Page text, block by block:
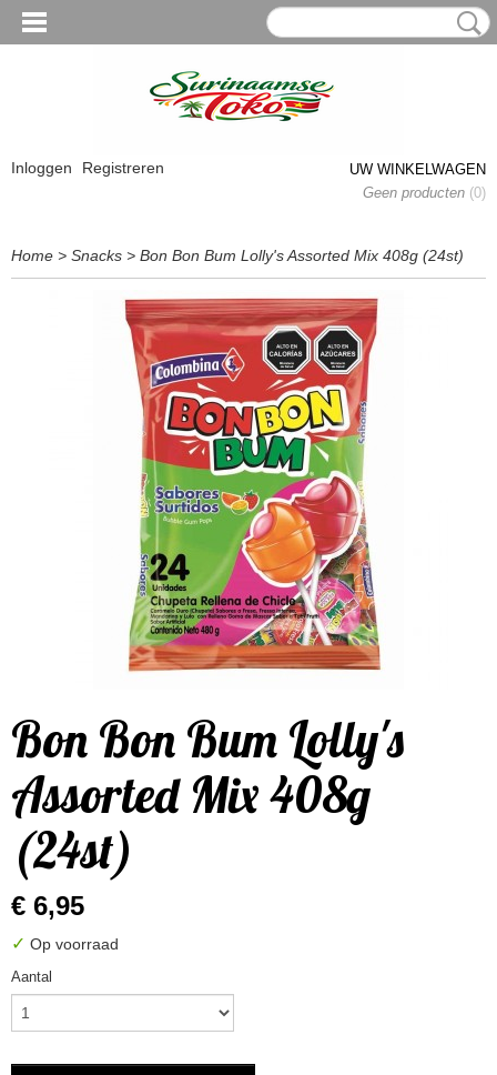
Inloggen Registreren
UW WINKELWAGEN
Geen producten (0)
Home > Snacks > Bon Bon Bum Lolly's Assorted Mix 408g (24st)
Bon Bon Bum Lolly's
Assorted Mix 408g
(24st)
€ 6,95
✓ Op voorraad
Aantal